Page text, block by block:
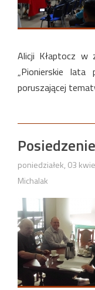
Alicji Kłaptocz w
„Pionierskie lata
poruszającej
poniedziałek, 03
Michalak